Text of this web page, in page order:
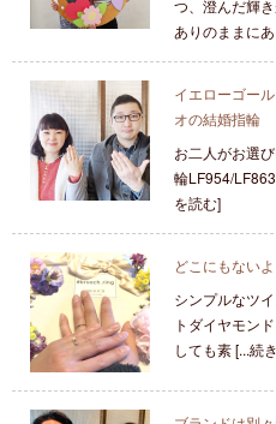
つ、澄んだ輝き
ありのままに
イエローゴー
オの結婚指輪
お二人がお選
輪LF954/
を読む]
どこにもない
シンプルなツ
トダイヤモン
しても素 [...続